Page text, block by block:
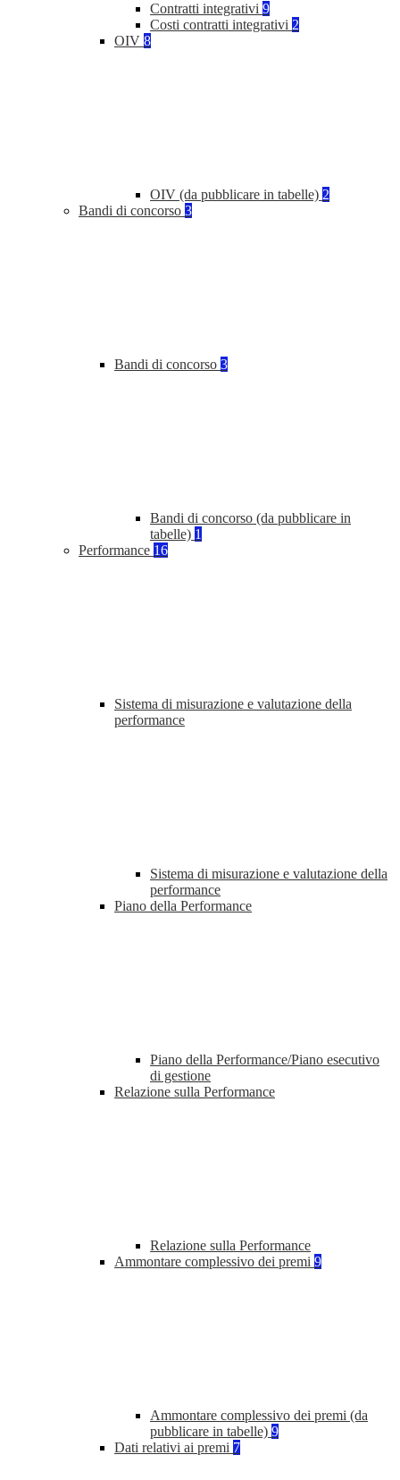
Contratti integrativi 9
Costi contratti integrativi 2
OIV 8
OIV (da pubblicare in tabelle) 2
Bandi di concorso 3
Bandi di concorso 3
Bandi di concorso (da pubblicare in
tabelle) 1
Performance 16
Sistema di misurazione e valutazione della
performance
Sistema di misurazione e valutazione della
performance
Piano della Performance
Piano della Performance/Piano esecutivo
di gestione
Relazione sulla Performance
Relazione sulla Performance
Ammontare complessivo dei premi 9
Ammontare complessivo dei premi (da
pubblicare in tabelle) 9
Dati relativi ai premi 7